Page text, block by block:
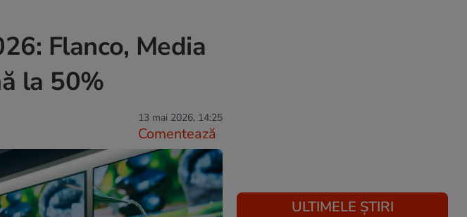
Flanco, Media
la 50%
13 mai 2026, 14:25
Comentează
ULTIMELE ȘTIRI